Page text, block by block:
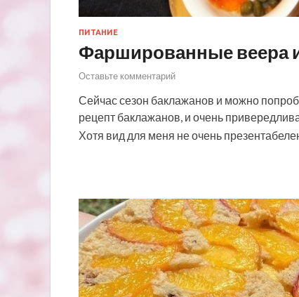
ПИТАНИЕ
Фаршированные веера
Оставьте комментарий
Сейчас сезон баклажанов и можно
рецепт баклажанов, и очень
Хотя вид для меня не очень